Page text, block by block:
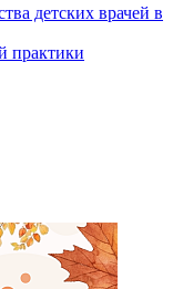
детских врачей в
практики